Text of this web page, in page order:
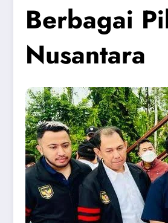
Berbagai
Nusantara